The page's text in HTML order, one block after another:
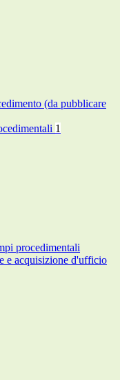
(da pubblicare
1
procedimentali
e acquisizione d'ufficio